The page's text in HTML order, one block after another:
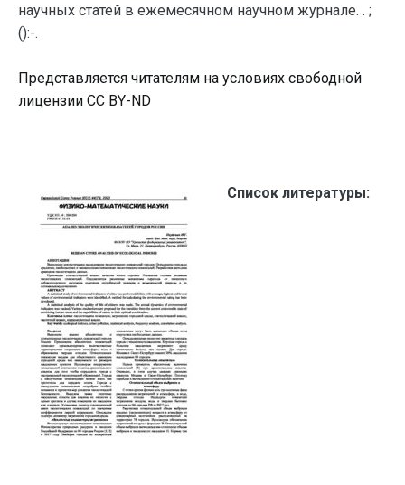
научных статей в ежемесячном научном журнале. . ;
():-.
Представляется читателям на условиях свободной
лицензии CC BY-ND
Список литературы: